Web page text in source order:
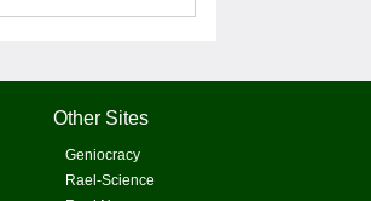
Other Sites
Geniocracy
Rael-Science